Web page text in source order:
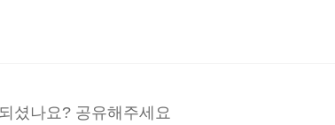
셨나요? 공유해주세요